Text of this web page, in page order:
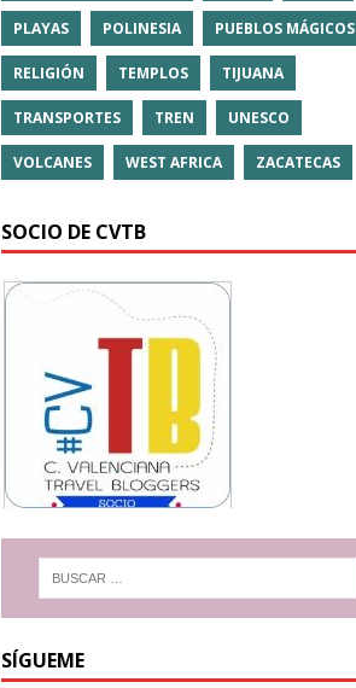
PLAYAS POLINESIA PUEBLOS MÁGICOS
RELIGIÓN TEMPLOS TIJUANA
TRANSPORTES TREN UNESCO
VOLCANES WEST AFRICA ZACATECAS
SOCIO DE CVTB
SÍGUEME